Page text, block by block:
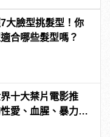
大臉型挑髮型！你
合哪些髮型嗎？
十大禁片電影推
愛、血腥、暴力、